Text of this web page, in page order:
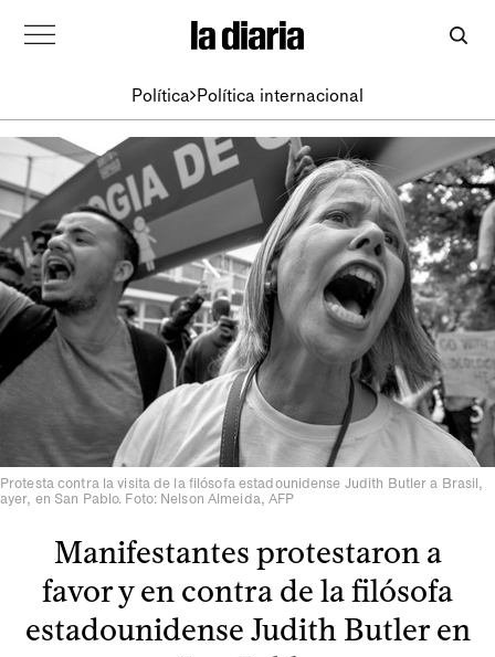
Política Política internacional
Protesta contra la visita de la filósofa estadounidense Judith Butler a Brasil,
ayer, en San Pablo. Foto: Nelson Almeida, AFP
Manifestantes protestaron a
favor y en contra de la filósofa
estadounidense Judith Butler en